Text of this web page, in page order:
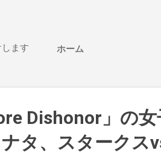
ます ホーム
Dishonor」の
タ、スタークス